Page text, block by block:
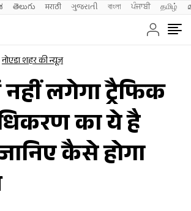
తెలుగు मराठी ગુજરાતી বাংলা ਪੰਜਾਬੀ தமிழ்
नोएडा शहर की न्यूज़
नहीं लगेगा ट्रैफिक
का ये है
कैसे होगा